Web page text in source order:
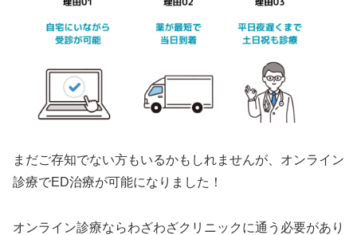
まだご存知でない方もいるかもしれませんが、オンライン
診療でED治療が可能になりました！
オンライン診療ならわざわざクリニックに通う必要があり